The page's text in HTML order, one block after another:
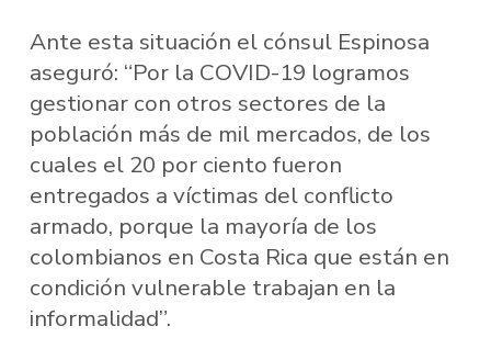
Ante esta situación el cónsul Espinosa
aseguró: “Por la COVID-19 logramos
gestionar con otros sectores de la
población más de mil mercados, de los
cuales el 20 por ciento fueron
entregados a víctimas del conflicto
armado, porque la mayoría de los
colombianos en Costa Rica que están en
condición vulnerable trabajan en la
informalidad”.